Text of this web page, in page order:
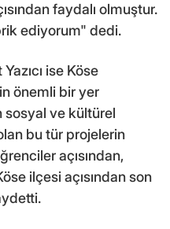
faydalı olmuştur.
ediyorum" dedi.
ise Köse
önemli bir yer
ve kültürel
bu tür projelerin
açısından,
ilçesi açısından son